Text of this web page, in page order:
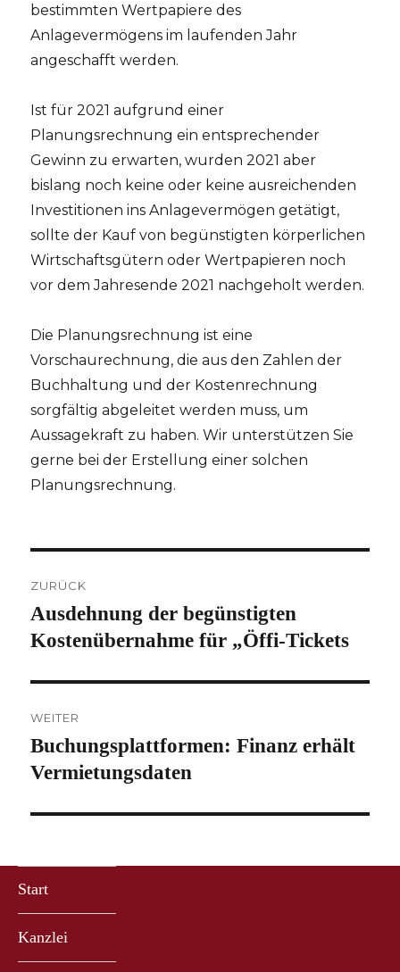
bestimmten Wertpapiere des
Anlagevermögens im laufenden Jahr
angeschafft werden.
Ist für 2021 aufgrund einer
Planungsrechnung ein entsprechender
Gewinn zu erwarten, wurden 2021 aber
bislang noch keine oder keine ausreichenden
Investitionen ins Anlagevermögen getätigt,
sollte der Kauf von begünstigten körperlichen
Wirtschaftsgütern oder Wertpapieren noch
vor dem Jahresende 2021 nachgeholt werden.
Die Planungsrechnung ist eine
Vorschaurechnung, die aus den Zahlen der
Buchhaltung und der Kostenrechnung
sorgfältig abgeleitet werden muss, um
Aussagekraft zu haben. Wir unterstützen Sie
gerne bei der Erstellung einer solchen
Planungsrechnung.
ZURÜCK
Vorheriger
Beitrag:
Ausdehnung der begünstigten
Kostenübernahme für „Öffi-Tickets
WEITER
Nächster
Beitrag:
Buchungsplattformen: Finanz erhält
Vermietungsdaten
Start
Kanzlei